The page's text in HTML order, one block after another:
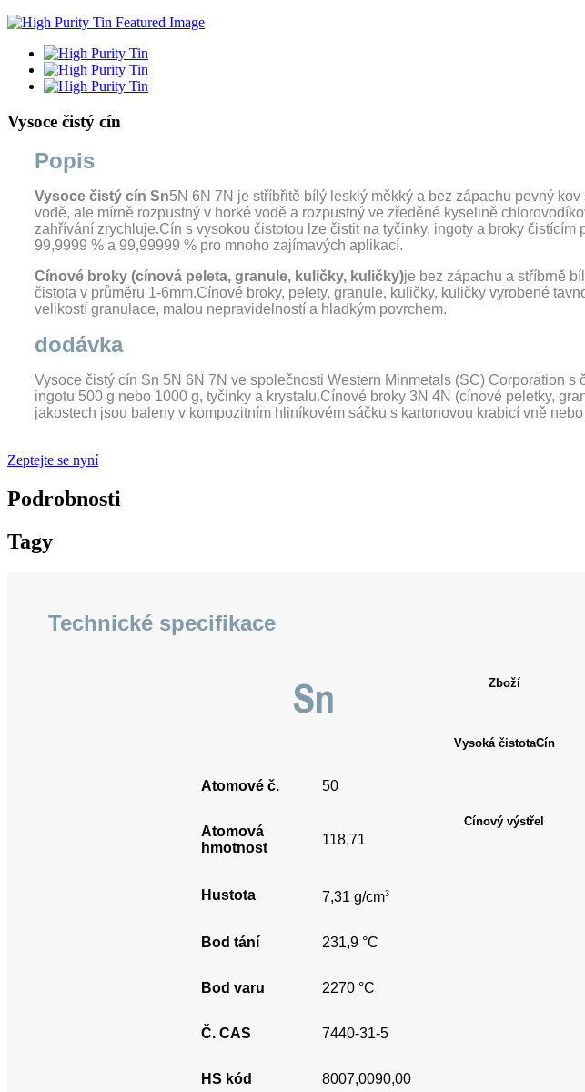
Vysoce čistý cín
Popis
Vysoce čistý cín Sn5N 6N 7N je stříbřitě bílý lesklý měkký a bez zápachu pevný
vodě, ale mírně rozpustný v horké vodě a rozpustný ve zředěné kyselině
zahřívání zrychluje.Cín s vysokou čistotou lze čistit na tyčinky, ingoty a broky
99,9999 % a 99,99999 % pro mnoho zajímavých aplikací.
Cínové broky (cínová peleta, granule, kuličky, kuličky)je bez zápachu a stříbrně
čistota v průměru 1-6mm.Cínové broky, pelety, granule, kuličky, kuličky vyrobené
velikostí granulace, malou nepravidelností a hladkým povrchem.
dodávka
Vysoce čistý cín Sn 5N 6N 7N ve společnosti Western Minmetals (SC) Corporation
ingotu 500 g nebo 1000 g, tyčinky a krystalu.Cínové broky 3N 4N (cínové peletky,
jakostech jsou baleny v kompozitním hliníkovém sáčku s kartonovou krabicí vně
Zeptejte se nyní
Podrobnosti
Tagy
Technické specifikace
Sn
Atomové č. 50
Atomová
hmotnost
118,71
Hustota 7,31 g/cm3
Bod tání 231,9 °C
Bod varu 2270 °C
Č. CAS 7440-31-5
HS kód 8007,0090,00
Zboží
Vysoká čistotaCín
Cínový výstřel